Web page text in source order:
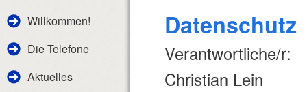
Willkommen!
Die Telefone
Aktuelles
Datenschutz
Verantwortliche/r:
Christian Lein